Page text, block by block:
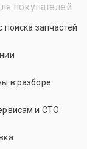
покупателей
поиска запчастей
в разборе
и СТО